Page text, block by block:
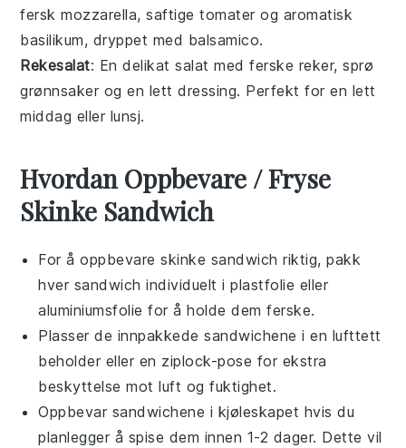
ferskmozzarella, saftigetomater og aromatisk
basilikum, dryppet med balsamico.
Rekesalat: En delikatsalat med ferske reker, sprø
grønnsaker og en lettdressing. Perfekt for en lett
middag eller lunsj.
Hvordan Oppbevare / Fryse
Skinke Sandwich
For å oppbevareskinke sandwich riktig, pakk
hver sandwich individuelt i plastfolie eller
aluminiumsfolie for å holde dem ferske.
Plasser de innpakkede sandwichene i en lufttett
beholder eller en ziplock-pose for ekstra
beskyttelse mot luft og fuktighet.
Oppbevar sandwichene i kjøleskapet hvis du
planlegger å spise dem innen 1-2 dager. Dette vil